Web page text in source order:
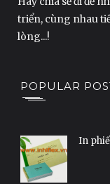
triển, cùng nhau
lòng...!
POPULAR
In